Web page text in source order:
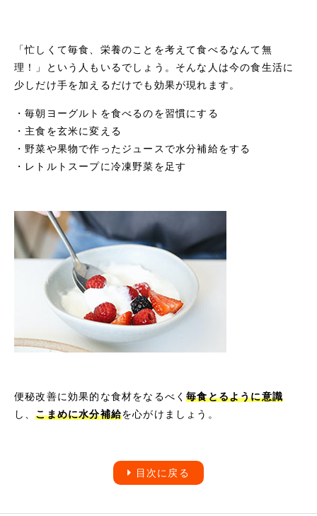
「忙しくて毎食、栄養のことを考えて食べるなんて無
理！」という人もいるでしょう。そんな人は今の食生活に
少しだけ手を加えるだけでも効果が現れます。
・毎朝ヨーグルトを食べるのを習慣にする
・主食を玄米に変える
・野菜や果物で作ったジュースで水分補給をする
・レトルトスープに冷凍野菜を足す
便秘改善に効果的な食材をなるべく毎食とるように意識
し、こまめに水分補給を心がけましょう。
目次に戻る